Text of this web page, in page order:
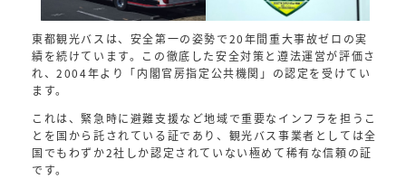
東都観光バスは、安全第一の姿勢で20年間重大事故ゼロの実
績を続けています。この徹底した安全対策と遵法運営が評価さ
れ、2004年より「内閣官房指定公共機関」の認定を受けてい
ます。
これは、緊急時に避難支援など地域で重要なインフラを担うこ
とを国から託されている証であり、観光バス事業者としては全
国でもわずか2社しか認定されていない極めて稀有な信頼の証
です。